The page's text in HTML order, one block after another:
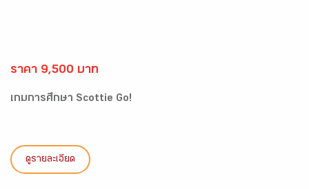
ราคา 9,500 บาท
เกมการศึกษา Scottie Go!
ดูรายละเอียด